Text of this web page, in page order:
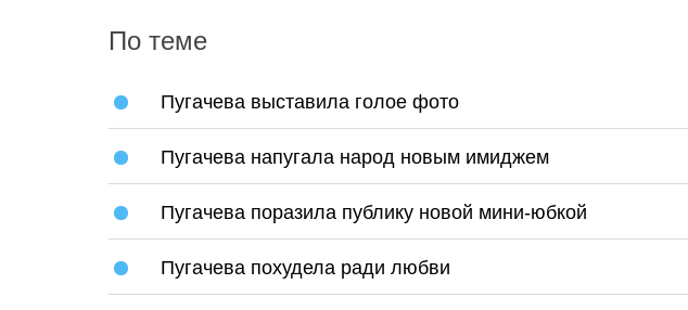
По теме
Пугачева выставила голое фото
Пугачева напугала народ новым имиджем
Пугачева поразила публику новой мини-юбкой
Пугачева похудела ради любви